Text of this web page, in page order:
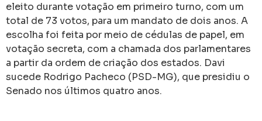
eleito durante votação em primeiro turno, com um
total de 73 votos, para um mandato de dois anos. A
escolha foi feita por meio de cédulas de papel, em
votação secreta, com a chamada dos parlamentares
a partir da ordem de criação dos estados. Davi
sucede Rodrigo Pacheco (PSD-MG), que presidiu o
Senado nos últimos quatro anos.